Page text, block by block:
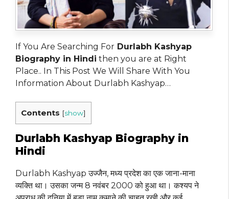
If You Are Searching For Durlabh Kashyap
Biography in Hindi then you are at Right
Place.. In This Post We Will Share With You
Information About Durlabh Kashyap…
Contents [show]
Durlabh Kashyap Biography in
Hindi
Durlabh Kashyap उज्जैन, मध्य प्रदेश का एक जाना-माना
व्यक्ति था। उसका जन्म 8 नवंबर 2000 को हुआ था। कश्यप ने